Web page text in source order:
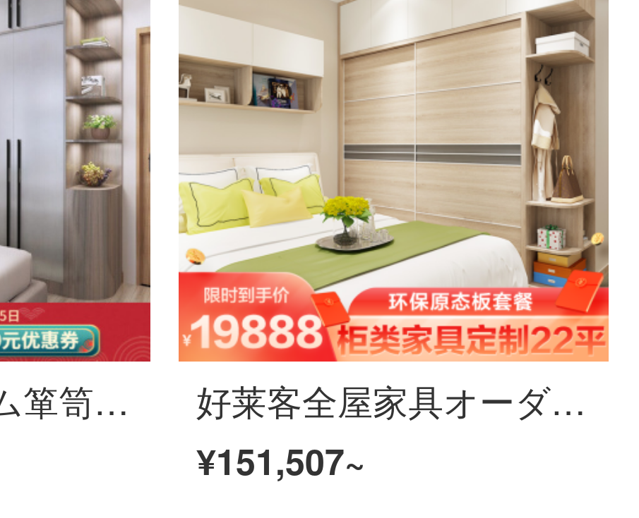
欧派全屋カスタム箪笥の軽贅沢全屋カスタム家具6㎡箪笥+1.8メートル軟床+1.8メートルマットレス+マットレスセットセット価格 好莱客全屋家具オーダーメイドセット箪笥と箪笥は現代簡単で、ドアを開けて扉を閉めてセットします。全体の箪笥をセットして注文します。
¥151,507~